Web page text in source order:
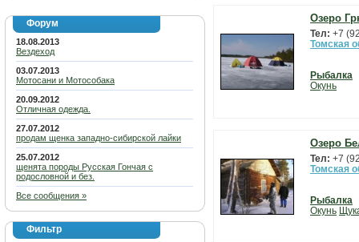
Форум
18.08.2013
Вездеход
03.07.2013
Мотосани и Мотособака
20.09.2012
Отличная одежда.
27.07.2012
продам щенка западно-сибирской лайки
25.07.2012
щенята породы Русская Гончая с
родословной и без.
Все сообщения »
Фильтр
Озеро
Тел: +7
Томская
Рыбалка
Окунь
Озеро
Тел: +7
Томская
Рыбалка
Окунь